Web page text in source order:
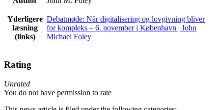
Yderligere
læsning
(links)
Debatmøde: Når digitalisering og lovgivning bliver
for kompleks – 6. november i København | John
Michael Foley
Rating
Unrated
You do not have permission to rate